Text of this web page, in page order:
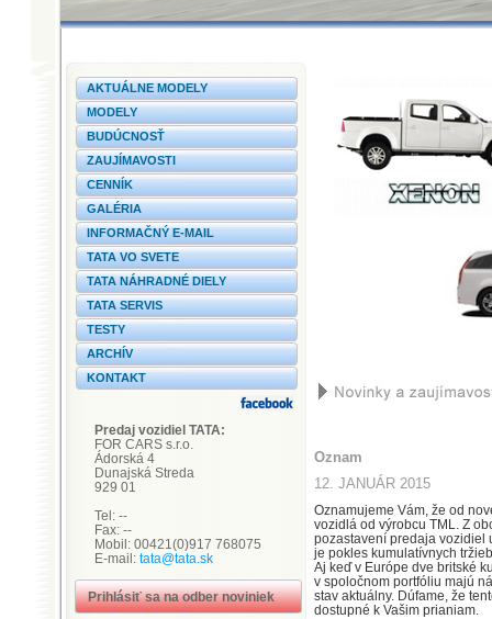
AKTUÁLNE MODELY
MODELY
BUDÚCNOSŤ
ZAUJÍMAVOSTI
CENNÍK
GALÉRIA
INFORMAČNÝ E-MAIL
TATA VO SVETE
TATA NÁHRADNÉ DIELY
TATA SERVIS
TESTY
ARCHÍV
KONTAKT
Predaj vozidiel TATA:
FOR CARS s.r.o.
Ádorská 4
Dunajská Streda
929 01
Tel: --
Fax: --
Mobil: 00421(0)917 768075
E-mail: tata@tata.sk
Prihlásiť sa na odber noviniek
Oznam
12. JANUÁR 2015
Oznamujeme Vám, že od
vozidlá od výrobcu TML. Z
pozastavení predaja vozidiel
je pokles kumulatívnych
Aj keď v Európe dve britské
v spoločnom portfóliu majú
stav aktuálny. Dúfame, že
dostupné k Vašim prianiam.